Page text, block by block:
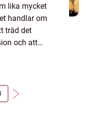
lika mycket
handlar om
träd det
och att